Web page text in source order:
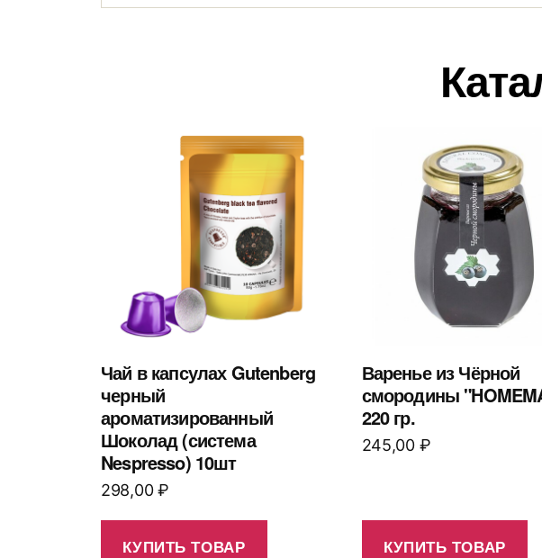
Чай в капсулах Gutenberg
черный
ароматизированный
Шоколад (система
Nespresso) 10шт
298,00₽
КУПИТЬ ТОВАР
Варенье из Чёрной
смородины
220 гр.
245,00 ₽
КУПИТЬ ТОВАР